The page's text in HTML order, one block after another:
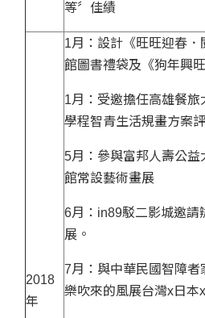
等〞佳績
2018
年
1月：設計《旺旺迎春
館圖書禮袋及《狗年興
1月：受邀擔任高雄餐
學程智青生活規畫方案
5月：參與富邦人壽公
館常設藝術畫展
6月：in89駁二影城邀請
展。
7月：與中華民國智障者
樂吹來的風展台灣x日本